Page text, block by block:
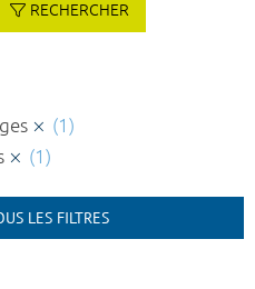
RECHERCHER
(1)
(1)
LES FILTRES